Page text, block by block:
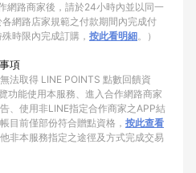
網路商家後，請於24小時內並以同一
網路店家規範之付款期間內完成付
時限內完成訂購， 按此看明細。）
項
法取得 LINE POINTS 點數回饋資
功能使用本服務、進入合作網路商家
、使用非LINE指定合作商家之APP結
目前僅部份符合贈點資格， 按此查看
非本服務指定之途徑及方式完成交易